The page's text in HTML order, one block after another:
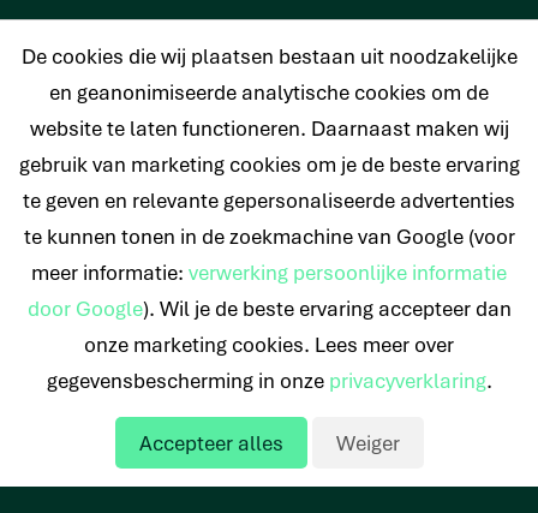
Offerte aanvragen
bedraagt € 33.638 op basis van een looptijd van 120 maanden met
een maandtermijn van € 280,32 en een rentetarief van 6,4%.
© 2026 Nederlands Krediet Collectief
De cookies die wij plaatsen bestaan uit noodzakelijke
en geanonimiseerde analytische cookies om de
website te laten functioneren. Daarnaast maken wij
gebruik van marketing cookies om je de beste ervaring
te geven en relevante gepersonaliseerde advertenties
te kunnen tonen in de zoekmachine van Google (voor
meer informatie: verwerking persoonlijke informatie
door Google). Wil je de beste ervaring accepteer dan
onze marketing cookies. Lees meer over
gegevensbescherming in onze privacyverklaring.
Accepteer alles Weiger